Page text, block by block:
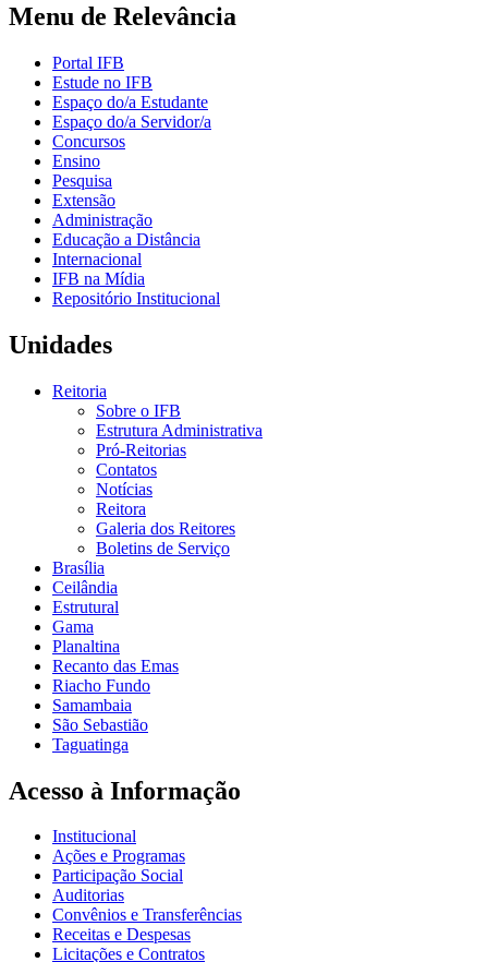
Menu de Relevância
Portal IFB
Estude no IFB
Espaço do/a Estudante
Espaço do/a Servidor/a
Concursos
Ensino
Pesquisa
Extensão
Administração
Educação a Distância
Internacional
IFB na Mídia
Repositório Institucional
Unidades
Reitoria
Sobre o IFB
Estrutura Administrativa
Pró-Reitorias
Contatos
Notícias
Reitora
Galeria dos Reitores
Boletins de Serviço
Brasília
Ceilândia
Estrutural
Gama
Planaltina
Recanto das Emas
Riacho Fundo
Samambaia
São Sebastião
Taguatinga
Acesso à Informação
Institucional
Ações e Programas
Participação Social
Auditorias
Convênios e Transferências
Receitas e Despesas
Licitações e Contratos